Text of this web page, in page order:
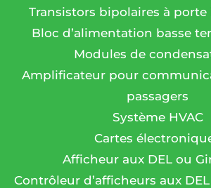
Transistors bipolaires à porte
Bloc d’alimentation basse
Modules de
Amplificateur pour
passagers
Système HVAC
Cartes
Afficheur aux DEL ou
Contrôleur d’afficheurs aux